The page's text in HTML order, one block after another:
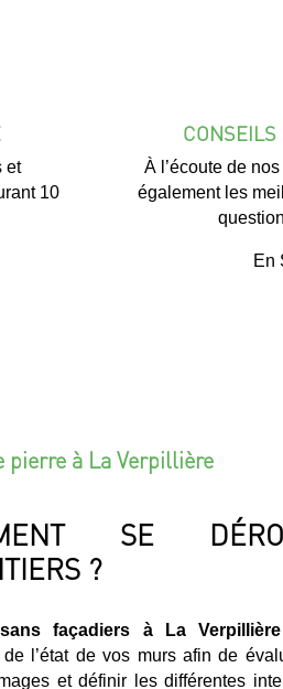
et
10
À l’écoute de
également les
En
pierre à La Verpillière
SE
?
façadiers à La Verpillière
l’état de vos murs afin de
et définir les différentes